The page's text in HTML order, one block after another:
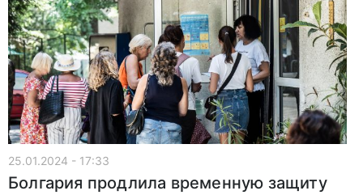
25.01.2024 - 17:33
Болгария продлила временную защиту